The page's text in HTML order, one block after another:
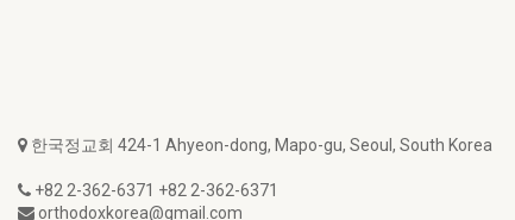
한국정교회 424-1 Ahyeon-dong, Mapo-gu, Seoul, South Korea
+82 2-362-6371 +82 2-362-6371
orthodoxkorea@gmail.com